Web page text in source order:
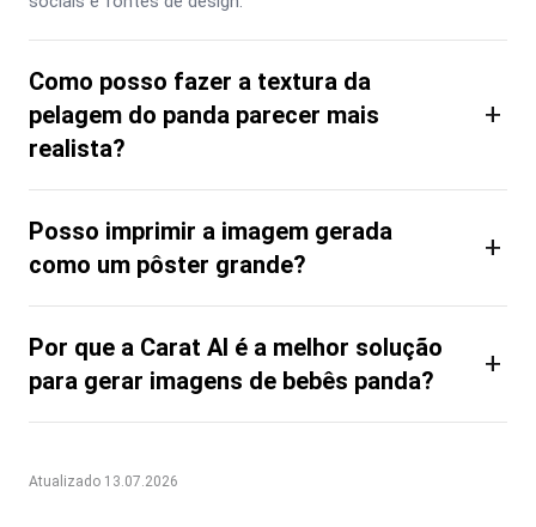
Como posso fazer a textura da
pelagem do panda parecer mais
realista?
+
Posso imprimir a imagem gerada
como um pôster grande?
+
Por que a Carat AI é a melhor solução
para gerar imagens de bebês panda?
+
Atualizado 13.07.2026